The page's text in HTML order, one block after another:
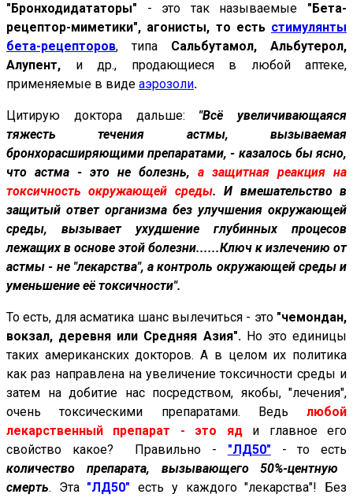
"Бронходидататоры" - это так называемые "Бета-
рецептор-миметики", агонисты, то есть стимулянты
бета-рецепторов, типа Сальбутамол, Альбутерол,
Алупент, и др., продающиеся в любой аптеке,
применяемые в виде аэрозоли.
Цитирую доктора дальше: "Всё увеличивающаяся
тяжесть течения астмы, вызываемая
бронхорасширяющими препаратами, - казалось бы ясно,
что астма - это не болезнь, а защитная реакция на
токсичность окружающей среды.И вмешательство в
защитый ответ организма без улучшения окружающей
среды, вызывает ухудшение глубинных процесов
лежащих в основе этой болезни......Ключ к излечению от
астмы - не "лекарства", а контроль окружающей среды и
уменьшение её токсичности".
То есть, для асматика шанс вылечиться - это "чемондан,
вокзал, деревня или Средняя Азия". Но это единицы
таких американских докторов. А в целом их политика
как раз направлена на увеличение токсичности среды и
затем на добитие нас посредством, якобы, "лечения",
очень токсическими препаратами. Ведь любой
лекарственный препарат - это яд и главное его
свойство какое? Правильно - "ЛД50" - то есть
количество препарата, вызывающего 50%-центную
смерть. Эта "ЛД50" есть у каждого "лекарства"! Без